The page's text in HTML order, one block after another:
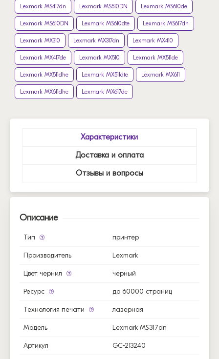
Lexmark MS417dn Lexmark MS510DN Lexmark MS610de
Lexmark MS610DN Lexmark MS610dte Lexmark MS617dn
Lexmark MX310 Lexmark MX317dn Lexmark MX410
Lexmark MX417de Lexmark MX510 Lexmark MX511de
Lexmark MX511dhe Lexmark MX511dte Lexmark MX611
Lexmark MX611dhe Lexmark MX617de
Характеристики
Доставка и оплата
Отзывы и вопросы
Описание
Тип принтер
Производитель Lexmark
Цвет чернил черный
Ресурс до 60000 страниц
Технология печати лазерная
Модель Lexmark MS317dn
Артикул GC-213240